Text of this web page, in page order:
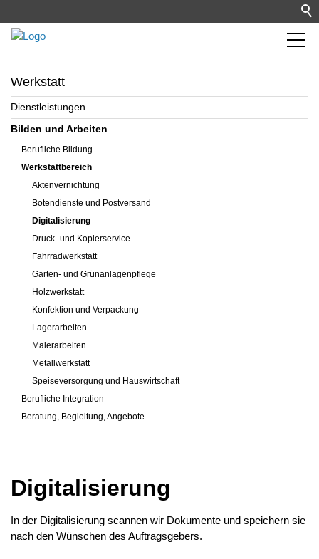
Werkstatt
Dienstleistungen
Bilden und Arbeiten
Berufliche Bildung
Werkstattbereich
Aktenvernichtung
Botendienste und Postversand
Digitalisierung
Druck- und Kopierservice
Fahrradwerkstatt
Garten- und Grünanlagenpflege
Holzwerkstatt
Konfektion und Verpackung
Lagerarbeiten
Malerarbeiten
Metallwerkstatt
Speiseversorgung und Hauswirtschaft
Berufliche Integration
Beratung, Begleitung, Angebote
Digitalisierung
In der Digitalisierung scannen wir Dokumente und speichern sie
nach den Wünschen des Auftragsgebers.